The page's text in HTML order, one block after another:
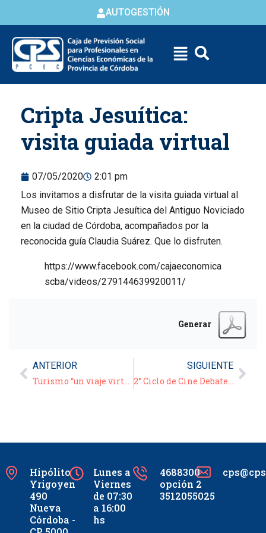
AUTOGESTIÓN
content
Cripta Jesuítica:
visita guiada virtual
07/05/2020
2:01 pm
Los invitamos a disfrutar de la visita guiada virtual al
Museo de Sitio Cripta Jesuítica del Antiguo Noviciado
en la ciudad de Córdoba, acompañados por la
reconocida guía Claudia Suárez. Que lo disfruten.
https://www.facebook.com/cajaeconomica
scba/videos/279144639920011/
Generar
ANTERIOR
Turismo “un viaje virtual”
SIGUIENTE
2° Ciclo de Cine Debate Virtual: “El hijo de la novia”
Hipólito
Yrigoyen
490
Nueva
Córdoba -
Lunes a
Viernes
de 07:30
a 16:00
hs
4688300
opción 2
3512055025